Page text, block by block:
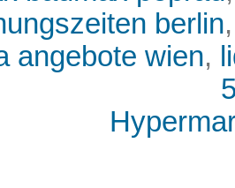
berlin
angebote wien,